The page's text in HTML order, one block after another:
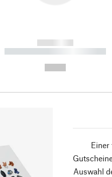
------------
----------- ----------- ----------
Einer
Auswahl